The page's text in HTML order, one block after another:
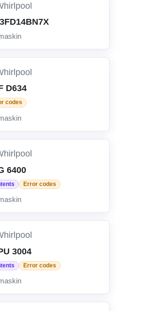
D634
codes
6400
Error codes
3004
Error codes